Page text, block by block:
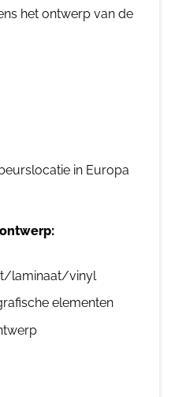
het ontwerp van de
in Europa
laminaat/vinyl
elementen